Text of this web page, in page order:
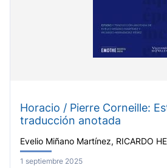
Horacio / Pierre Corneille:
traducción anotada
Evelio Miñano Martínez, RICARDO
1 septiembre 2025